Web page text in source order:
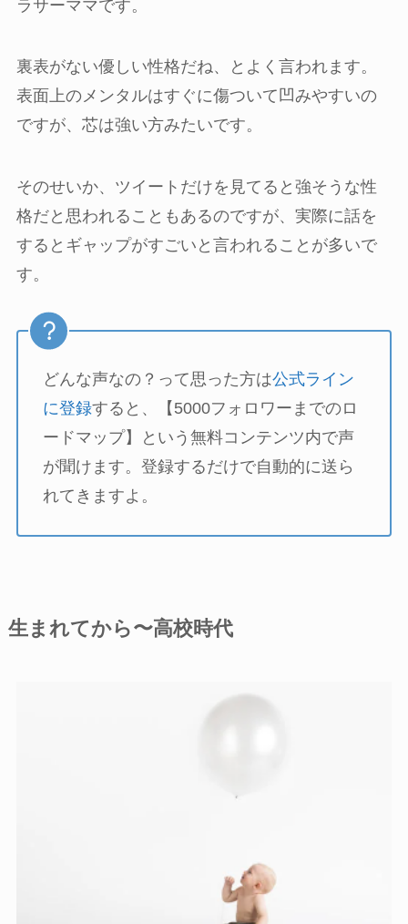
ラサーママです。
裏表がない優しい性格だね、とよく言われます。
表面上のメンタルはすぐに傷ついて凹みやすいの
ですが、芯は強い方みたいです。
そのせいか、ツイートだけを見てると強そうな性
格だと思われることもあるのですが、実際に話を
するとギャップがすごいと言われることが多いで
す。
どんな声なの？って思った方は公式ライン
に登録すると、【5000フォロワーまでのロ
ードマップ】という無料コンテンツ内で声
が聞けます。登録するだけで自動的に送ら
れてきますよ。
生まれてから〜高校時代